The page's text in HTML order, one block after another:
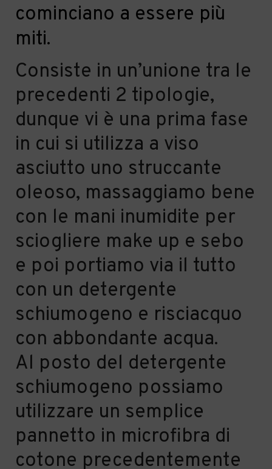
cominciano a essere più
miti.
Consiste in un’unione tra le
precedenti 2 tipologie,
dunque vi è una prima fase
in cui si utilizza a viso
asciutto uno struccante
oleoso, massaggiamo bene
con le mani inumidite per
sciogliere make up e sebo
e poi portiamo via il tutto
con un detergente
schiumogeno e risciacquo
con abbondante acqua.
Al posto del detergente
schiumogeno possiamo
utilizzare un semplice
pannetto in microfibra di
cotone precedentemente